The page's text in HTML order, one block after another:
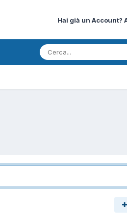
Hai già un Account?